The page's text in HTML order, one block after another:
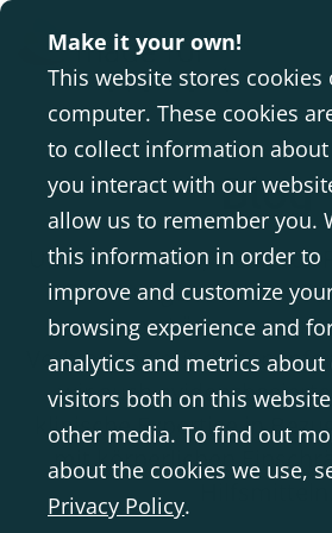
Make it your own!
This website stores cookies
computer. These cookies
to collect information
you interact with our
allow us to remember you.
this information in order to
improve and customize
browsing experience and
analytics and metrics about
visitors both on this
other media. To find out
about the cookies we use,
Privacy Policy.
Blog
Unser Ziel ist es, Sie
Erfahrungen anderer
unseren Lösungen zu
Verbindung mit diesen
wir auch
klinische Expertise in
mit körperlichen